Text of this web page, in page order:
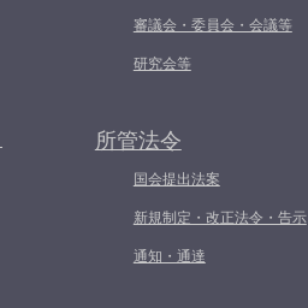
審議会・委員会・会議等
研究会等
所管法令
国会提出法案
新規制定・改正法令・告示
通知・通達